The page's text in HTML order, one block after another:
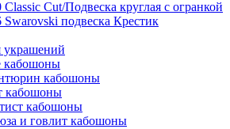
Classic Cut/Подвеска круглая с огранкой
Swarovski подвеска Крестик
украшений
кабошоны
кабошоны
кабошоны
кабошоны
и говлит кабошоны